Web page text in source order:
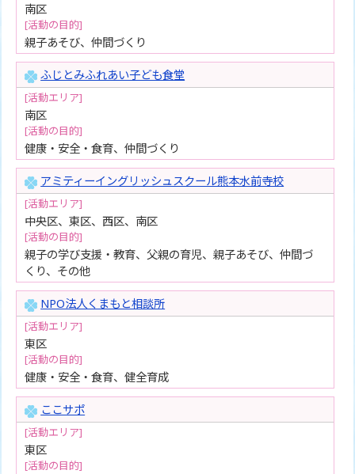
南区
[活動の目的]
親子あそび、仲間づくり
ふじとみふれあい子ども食堂
[活動エリア]
南区
[活動の目的]
健康・安全・食育、仲間づくり
アミティーイングリッシュスクール熊本水前寺校
[活動エリア]
中央区、東区、西区、南区
[活動の目的]
親子の学び支援・教育、父親の育児、親子あそび、仲間づ
くり、その他
NPO法人くまもと相談所
[活動エリア]
東区
[活動の目的]
健康・安全・食育、健全育成
ここサポ
[活動エリア]
東区
[活動の目的]